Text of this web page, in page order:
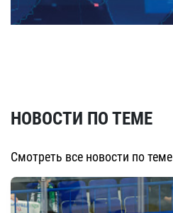
НОВОСТИ ПО ТЕМЕ
Смотреть все новости по теме